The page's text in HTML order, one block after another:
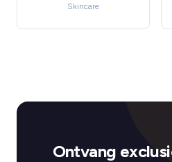
Skincare
Ontvang